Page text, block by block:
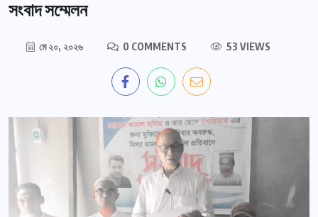
সংবাদ সম্মেলন
মে ২০, ২০২৬ 0 COMMENTS 53 VIEWS